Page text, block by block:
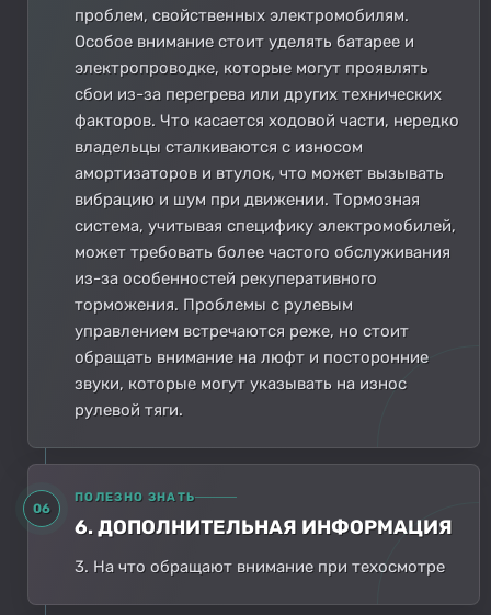
проблем, свойственных электромобилям.
Особое внимание стоит уделять батарее и
электропроводке, которые могут проявлять
сбои из-за перегрева или других технических
факторов. Что касается ходовой части, нередко
владельцы сталкиваются с износом
амортизаторов и втулок, что может вызывать
вибрацию и шум при движении. Тормозная
система, учитывая специфику электромобилей,
может требовать более частого обслуживания
из-за особенностей рекуперативного
торможения. Проблемы с рулевым
управлением встречаются реже, но стоит
обращать внимание на люфт и посторонние
звуки, которые могут указывать на износ
рулевой тяги.
06
ПОЛЕЗНО ЗНАТЬ
6. ДОПОЛНИТЕЛЬНАЯ ИНФОРМАЦИЯ
3. На что обращают внимание при техосмотре